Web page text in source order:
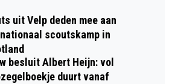
uit Velp deden mee aan
scoutskamp in
besluit Albert Heijn: vol
duurt vanaf